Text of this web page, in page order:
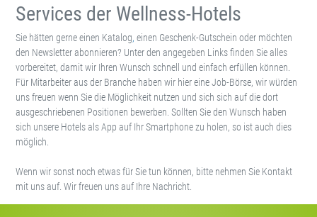
Services der Wellness-Hotels
Sie hätten gerne einen Katalog, einen Geschenk-Gutschein oder möchten
den Newsletter abonnieren? Unter den angegeben Links finden Sie alles
vorbereitet, damit wir Ihren Wunsch schnell und einfach erfüllen können.
Für Mitarbeiter aus der Branche haben wir hier eine Job-Börse, wir würden
uns freuen wenn Sie die Möglichkeit nutzen und sich sich auf die dort
ausgeschriebenen Positionen bewerben. Sollten Sie den Wunsch haben
sich unsere Hotels als App auf Ihr Smartphone zu holen, so ist auch dies
möglich.
Wenn wir sonst noch etwas für Sie tun können, bitte nehmen Sie Kontakt
mit uns auf. Wir freuen uns auf Ihre Nachricht.